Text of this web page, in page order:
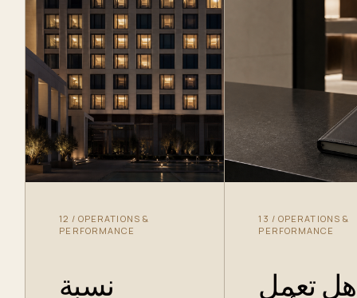
12 / OPERATIONS &
PERFORMANCE
نسبة
13 / OPERATIONS &
PERFORMANCE
هل تعمل